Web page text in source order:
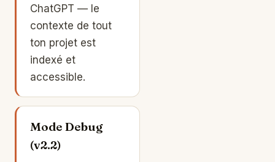
ChatGPT — le
contexte de tout
ton projet est
indexé et
accessible.
Mode Debug
(v2.2)